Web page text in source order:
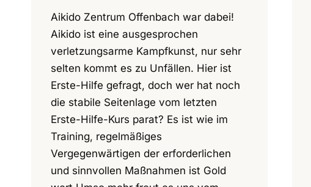
Aikido Zentrum Offenbach war dabei!
Aikido ist eine ausgesprochen
verletzungsarme Kampfkunst, nur sehr
selten kommt es zu Unfällen. Hier ist
Erste-Hilfe gefragt, doch wer hat noch
die stabile Seitenlage vom letzten
Erste-Hilfe-Kurs parat? Es ist wie im
Training, regelmäßiges
Vergegenwärtigen der erforderlichen
und sinnvollen Maßnahmen ist Gold